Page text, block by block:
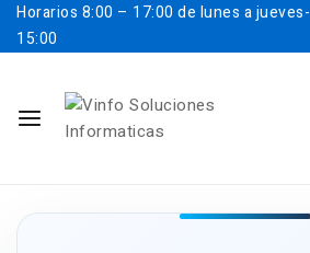
Horarios 8:00 – 17:00 de lunes a
15:00